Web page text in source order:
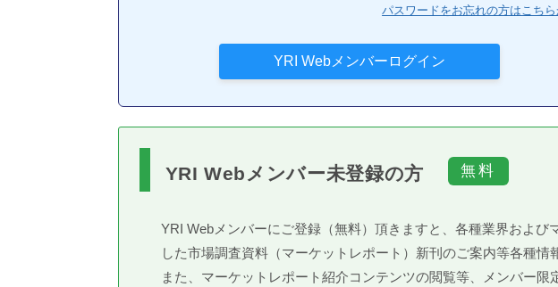
パスワードをお忘れの方はこちら
YRI Webメンバー未登録の方
YRI Webメンバーにご登録（無料）頂きますと、各種業界およ
した市場調査資料（マーケットレポート）新刊のご案内等各種情
また、マーケットレポート紹介コンテンツの閲覧等、メンバー限